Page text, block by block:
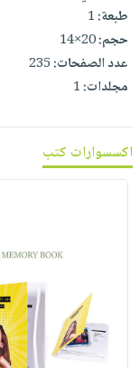
طبعة:1
حجم:20×14
عدد الصفحات:235
مجلدات:1
اكسسوارات كتب